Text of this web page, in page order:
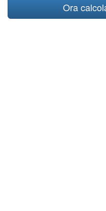
Ora